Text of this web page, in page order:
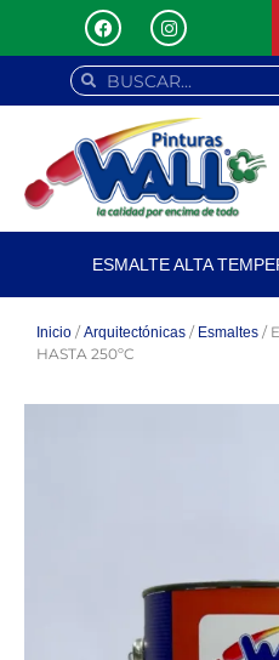
ESMALTE ALTA
Inicio /Arquitectónicas / Esmaltes /
HASTA 250ºC